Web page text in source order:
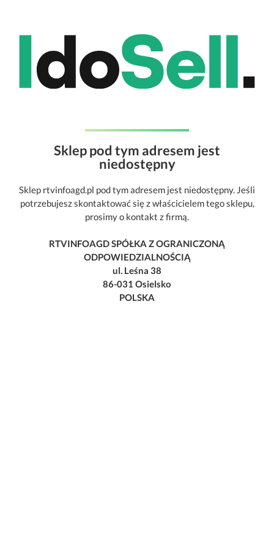
Sklep pod tym adresem jest
niedostępny
Sklep rtvinfoagd.pl pod tym adresem jest niedostępny. Jeśli
potrzebujesz skontaktować się z właścicielem tego sklepu,
prosimy o kontakt z firmą.
RTVINFOAGD SPÓŁKA Z OGRANICZONĄ
ODPOWIEDZIALNOŚCIĄ
ul. Leśna 38
86-031 Osielsko
POLSKA